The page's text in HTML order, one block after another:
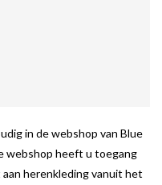
in de webshop van Blue
webshop heeft u toegang
herenkleding vanuit het